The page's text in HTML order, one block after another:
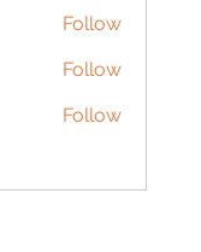
Follow
Follow
Follow